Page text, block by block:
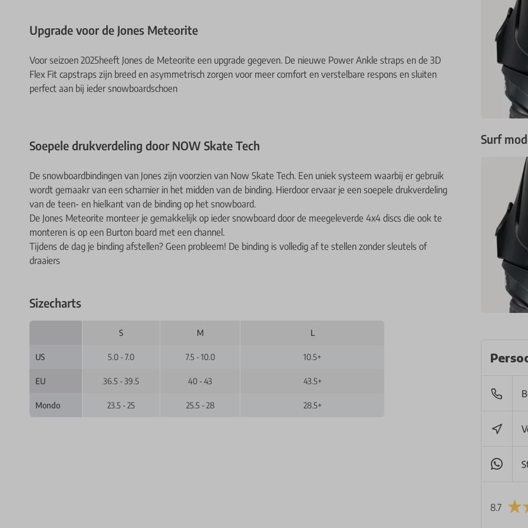
Upgrade voor de Jones Meteorite
Voor seizoen 2025heeft Jones de Meteorite een upgrade gegeven. De nieuwe Power Ankle straps en de 3D
Flex Fit capstraps zijn breed en asymmetrisch zorgen voor meer comfort en verstelbare respons en sluiten
perfect aan bij ieder snowboardschoen
Soepele drukverdeling door NOW Skate Tech
De snowboardbindingen van Jones zijn voorzien van Now Skate Tech. Een uniek systeem waarbij er gebruik
wordt gemaakr van een scharnier in het midden van de binding. Hierdoor ervaar je een soepele drukverdeling
van de teen- en hielkant van de binding op het snowboard.
De Jones Meteorite monteer je gemakkelijk op ieder snowboard door de meegeleverde 4x4 discs die ook te
monteren is op een Burton board met een channel.
Tijdens de dag je binding afstellen? Geen probleem! De binding is volledig af te stellen zonder sleutels of
draaiers
Sizecharts
S M L
US 5.0 - 7.0 7.5 - 10.0 10.5+
EU 36.5 - 39.5 40 - 43 43.5+
Mondo 23.5 - 25 25.5 - 28 28.5+
Surf
8.7